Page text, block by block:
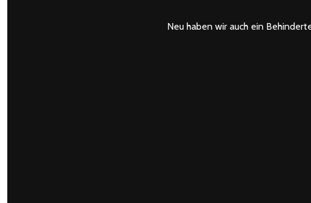
Neu haben wir auch ein